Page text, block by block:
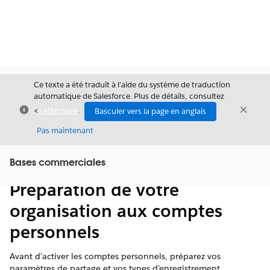
Fermer
Ce texte a été traduit à l’aide du système de traduction
automatique de Salesforce. Plus de détails, consultez
<cette page .
Basculer vers la page en anglais
Pas maintenant
Fermer
Bases commercialesAfficher la table des matières
Table des
Préparation de votre
organisation aux comptes
personnels
Avant d'activer les comptes personnels, préparez vos